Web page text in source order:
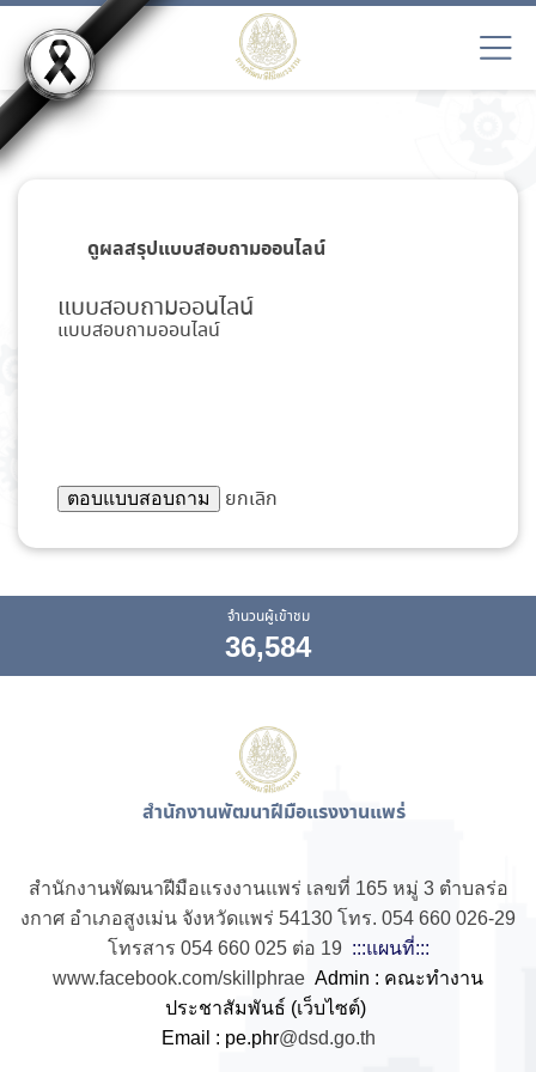
ดูผลสรุปแบบสอบถามออนไลน์
แบบสอบถามออนไลน์
แบบสอบถามออนไลน์
ยกเลิก
จำนวนผู้เข้าชม
36,584
สำนักงานพัฒนาฝีมือแรงงานแพร่
สำนักงานพัฒนาฝีมือแรงงานแพร่ เลขที่ 165 หมู่ 3 ตำบลร่อ
งกาศ อำเภอสูงเม่น จังหวัดแพร่ 54130 โทร. 054 660 026-29
โทรสาร 054 660 025 ต่อ 19 :::แผนที่:::
www.facebook.com/skillphrae Admin : คณะทำงาน
ประชาสัมพันธ์ (เว็บไซต์)
Email : pe.phr@dsd.go.th